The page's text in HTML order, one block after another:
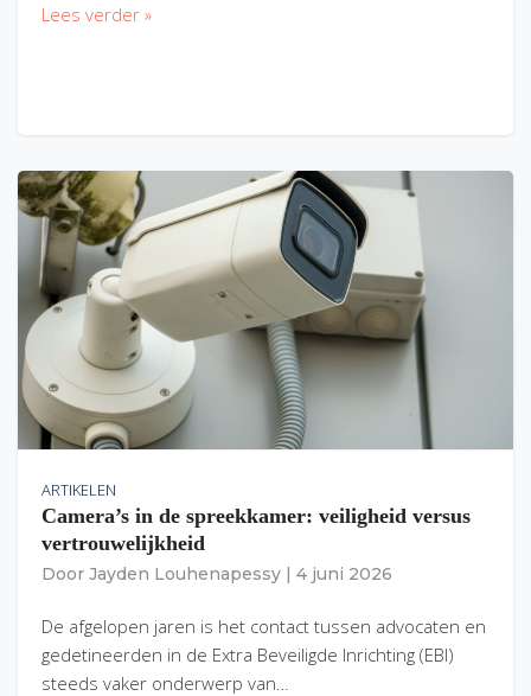
Lees verder »
ARTIKELEN
Camera’s in de spreekkamer: veiligheid versus
vertrouwelijkheid
Door Jayden Louhenapessy 4 juni 2026
De afgelopen jaren is het contact tussen advocaten en
gedetineerden in de Extra Beveiligde Inrichting (EBI)
steeds vaker onderwerp van…